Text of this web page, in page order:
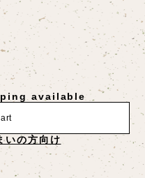
available
いの方向け